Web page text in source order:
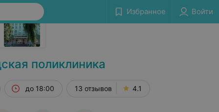
Избранное Войти
Сообщить об ошибке
поликлиника
до 18:00 13 отзывов 4.1